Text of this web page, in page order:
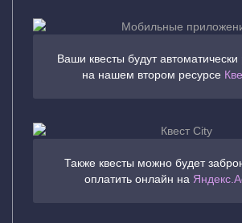
Ваши квесты будут
на нашем втором ресурсе
Также квесты можно будет
оплатить онлайн на